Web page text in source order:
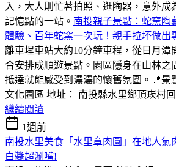
入，大人則忙著拍照、逛陶器，意外成
記憶點的一站。 南投親子景點：蛇窯陶
體驗、百年蛇窯一次玩！親手拉坏做出
離車埕車站大約10分鐘車程，從日月潭
合安排成順遊景點。園區隱身在山林之
抵達就能感受到濃濃的懷舊氛圍。📍景
文化園區 地址： 南投縣水里鄉頂崁村
繼續閱讀
1週前
南投水里美食「水里章肉圓」在地人氣
白醬超涮嘴!